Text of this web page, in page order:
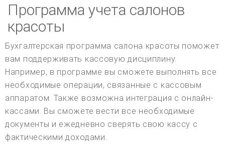
Программа учета салонов
красоты
Бухгалтерская программа салона красоты поможет
вам поддерживать кассовую дисциплину.
Например, в программе вы сможете выполнять все
необходимые операции, связанные с кассовым
аппаратом. Также возможна интеграция с онлайн-
кассами. Вы сможете вести все необходимые
документы и ежедневно сверять свою кассу с
фактическими доходами.